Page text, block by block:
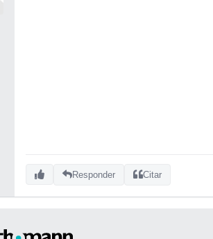
Responder Citar